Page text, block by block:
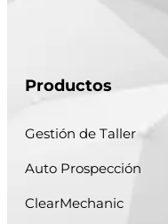
Productos
Gestión de Taller
Auto Prospección
ClearMechanic